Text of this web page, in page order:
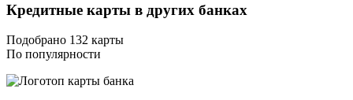
Кредитные карты в других банках
Подобрано 132 карты
По популярности